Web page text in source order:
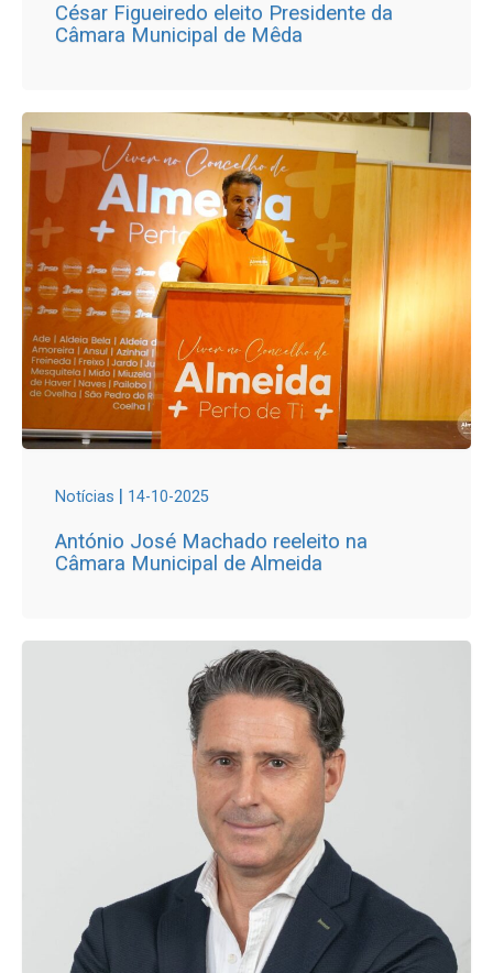
César Figueiredo eleito Presidente da
Câmara Municipal de Mêda
Notícias | 14-10-2025
António José Machado reeleito na
Câmara Municipal de Almeida